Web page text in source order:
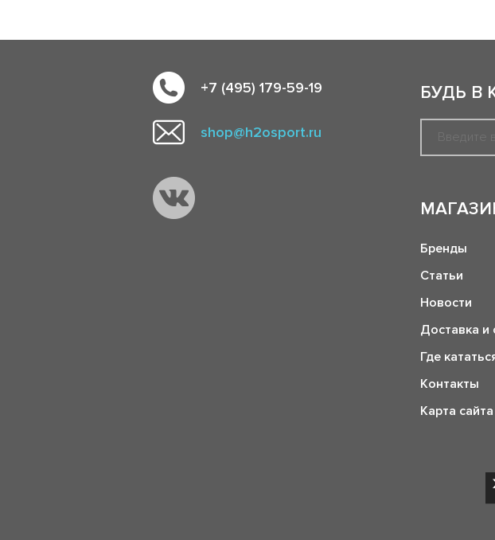
+7 (495) 179-59-19
shop@h2osport.ru
БУДЬ В
Бренды
Статьи
Новости
Доставка и
Где
Контакты
Карта сайта